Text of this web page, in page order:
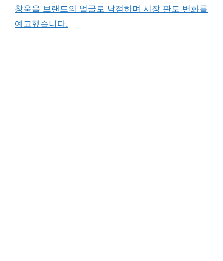
창욱을 브랜드의 얼굴로 낙점하며 시장 판도 변화를
예고했습니다.